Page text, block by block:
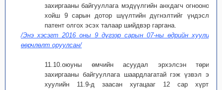
захиргааны байгууллага мэдүүлгийн анхдагч огнооноос
хойш 9 сарын дотор шүүлтийн дүгнэлтийг үндэслэн
патент олгох эсэх талаар шийдвэр гаргана.
/Энэ хэсэгт 2016 оны 9 дүгээр сарын 07-ны өдрийн хуулиар
өөрчлөлт оруулсан/
11.10.оюуны өмчийн асуудал эрхэлсэн төрийн
захиргааны байгууллага шаардлагатай гэж үзвэл энэ
хуулийн 11.9-д заасан хугацааг 12 сар хүртэл